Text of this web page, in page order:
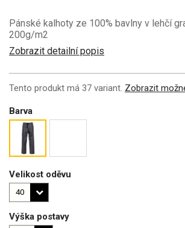
Pánské kalhoty ze 100% bavlny v lehčí
200g/m2
Zobrazit detailní popis
Tento produkt má 37 variant. Zobrazit
Barva
Velikost oděvu
Výška postavy